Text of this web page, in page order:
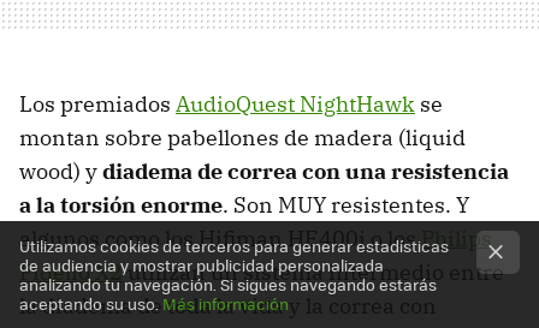
Los premiados AudioQuest NightHawk se
montan sobre pabellones de madera (liquid
wood) ydiadema de correa con una resistencia
a la torsión enorme. Son MUY resistentes. Y
algunos como los Hifiman HE400i o losPhilips
Fidelio X2utilizan un sistema intermedio entre
la diadema de toda la vida y la correa con
Utilizamos cookies de terceros para generar estadísticas
de audiencia y mostrar publicidad personalizada
analizando tu navegación. Si sigues navegando estarás
aceptando su uso.Más información